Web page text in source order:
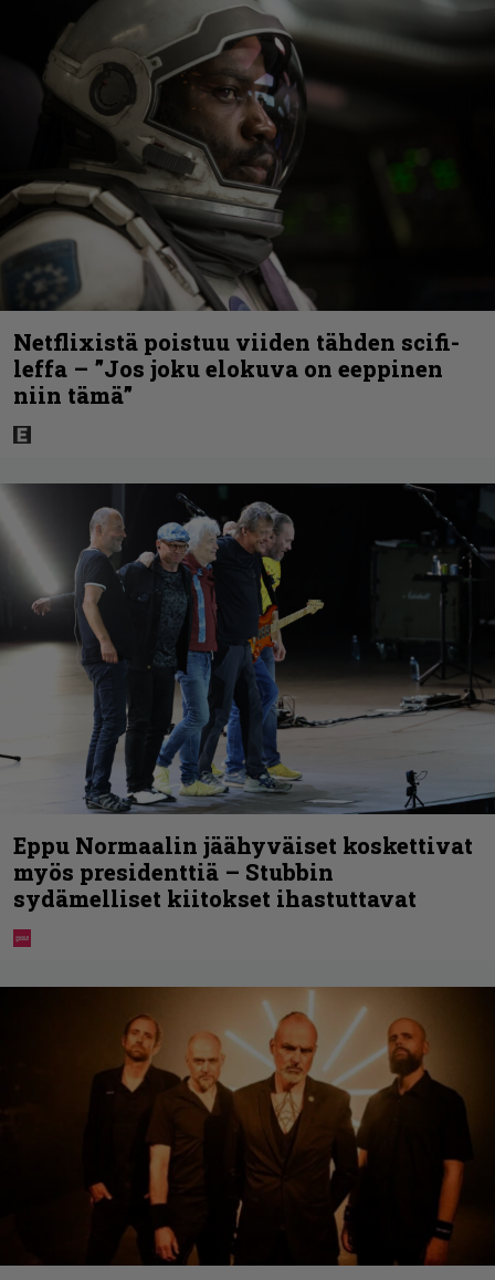
Netflixistä poistuu viiden tähden scifi-
leffa – ”Jos joku elokuva on eeppinen
niin tämä”
Eppu Normaalin jäähyväiset koskettivat
myös presidenttiä – Stubbin
sydämelliset kiitokset ihastuttavat